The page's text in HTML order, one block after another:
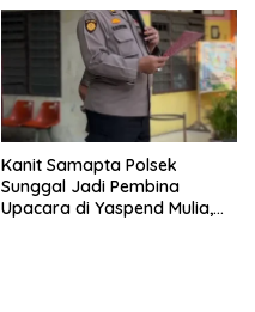
Kanit Samapta Polsek
Sunggal Jadi Pembina
Upacara di Yaspend Mulia,